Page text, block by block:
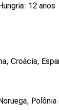
12 anos
Croácia,